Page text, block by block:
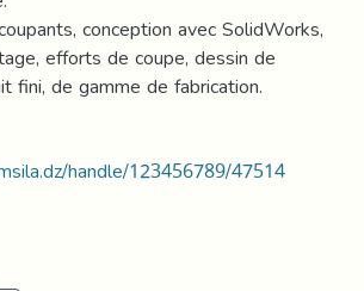
conception avec SolidWorks,
efforts de coupe, dessin de
fini, de gamme de fabrication.
handle/123456789/47514